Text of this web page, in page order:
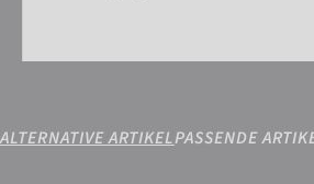
ALTERNATIVE ARTIKELPASSENDE